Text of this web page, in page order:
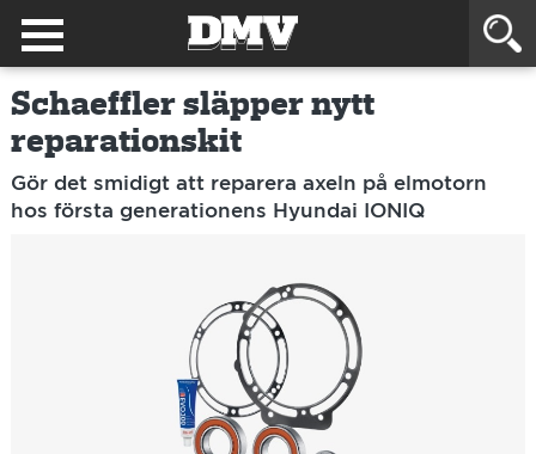
Schaeffler släpper nytt
reparationskit
Gör det smidigt att reparera axeln på elmotorn
hos första generationens Hyundai IONIQ